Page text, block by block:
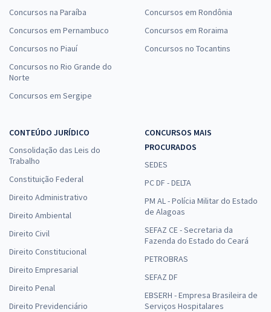
Concursos na Paraíba
Concursos em Pernambuco
Concursos no Piauí
Concursos no Rio Grande do
Norte
Concursos em Sergipe
Concursos em Rondônia
Concursos em Roraima
Concursos no Tocantins
CONTEÚDO JURÍDICO
Consolidação das Leis do
Trabalho
Constituição Federal
Direito Administrativo
Direito Ambiental
Direito Civil
Direito Constitucional
Direito Empresarial
Direito Penal
Direito Previdenciário
CONCURSOS MAIS
PROCURADOS
SEDES
PC DF - DELTA
PM AL - Polícia Militar do Estado
de Alagoas
SEFAZ CE - Secretaria da
Fazenda do Estado do Ceará
PETROBRAS
SEFAZ DF
EBSERH - Empresa Brasileira de
Serviços Hospitalares